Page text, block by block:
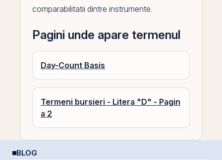
comparabilitatii dintre instrumente.
Pagini unde apare termenul
Day-Count Basis
Termeni bursieri - Litera "D" - Pagin
a 2
BLOG